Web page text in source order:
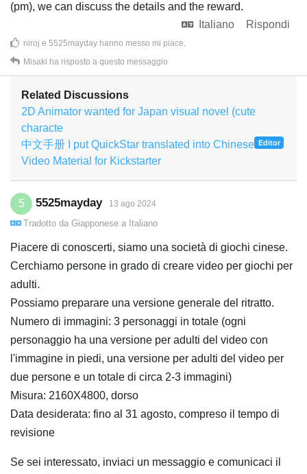
(pm), we can discuss the details and the reward.
Italiano
Rispondi
niroj e 5525mayday hanno messo mi piace.
Misaki ha risposto a questo messaggio
Related Discussions
2D Animator wanted for Japan visual novel (cute
characte
中文手册 I put QuickStar translated into Chinese Editor
Video Material for Kickstarter
5 5525mayday 13 ago 2024
Tradotto da Giapponese a Italiano
Piacere di conoscerti, siamo una società di giochi cinese.
Cerchiamo persone in grado di creare video per giochi per
adulti.
Possiamo preparare una versione generale del ritratto.
Numero di immagini: 3 personaggi in totale (ogni
personaggio ha una versione per adulti del video con
l'immagine in piedi, una versione per adulti del video per
due persone e un totale di circa 2-3 immagini)
Misura: 2160X4800, dorso
Data desiderata: fino al 31 agosto, compreso il tempo di
revisione
Se sei interessato, inviaci un messaggio e comunicaci il